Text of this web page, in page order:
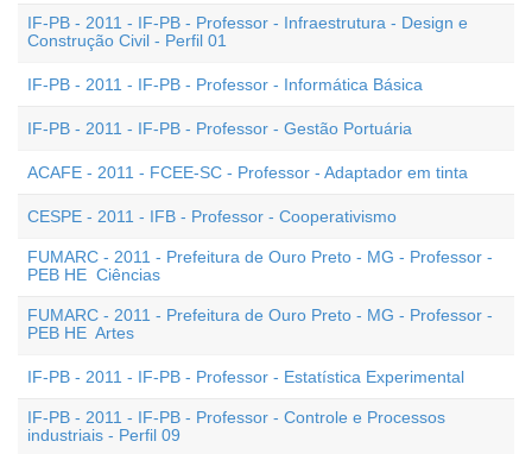
IF-PB - 2011 - IF-PB - Professor - Infraestrutura - Design e
Construção Civil - Perfil 01
IF-PB - 2011 - IF-PB - Professor - Informática Básica
IF-PB - 2011 - IF-PB - Professor - Gestão Portuária
ACAFE - 2011 - FCEE-SC - Professor - Adaptador em tinta
CESPE - 2011 - IFB - Professor - Cooperativismo
FUMARC - 2011 - Prefeitura de Ouro Preto - MG - Professor -
PEB HE  Ciências
FUMARC - 2011 - Prefeitura de Ouro Preto - MG - Professor -
PEB HE  Artes
IF-PB - 2011 - IF-PB - Professor - Estatística Experimental
IF-PB - 2011 - IF-PB - Professor - Controle e Processos
industriais - Perfil 09